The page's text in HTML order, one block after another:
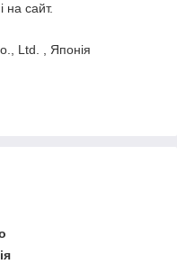
на сайт.
Ltd. , Японія